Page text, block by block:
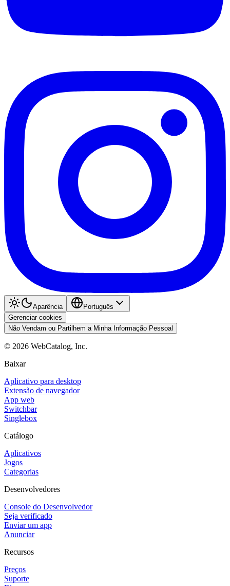
Aparência
Português
Gerenciar cookies
Não Vendam ou Partilhem a Minha Informação Pessoal
© 2026 WebCatalog, Inc.
Baixar
Aplicativo para desktop
Extensão de navegador
App web
Switchbar
Singlebox
Catálogo
Aplicativos
Jogos
Categorias
Desenvolvedores
Console do Desenvolvedor
Seja verificado
Enviar um app
Anunciar
Recursos
Preços
Suporte